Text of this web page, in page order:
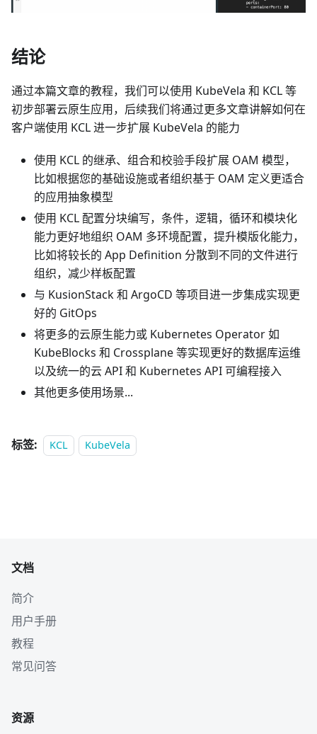
结论
通过本篇文章的教程，我们可以使用 KubeVela 和 KCL 等
初步部署云原生应用，后续我们将通过更多文章讲解如何在
客户端使用 KCL 进一步扩展 KubeVela 的能力
使用 KCL 的继承、组合和校验手段扩展 OAM 模型，
比如根据您的基础设施或者组织基于 OAM 定义更适合
的应用抽象模型
使用 KCL 配置分块编写，条件，逻辑，循环和模块化
能力更好地组织 OAM 多环境配置，提升模版化能力，
比如将较长的 App Definition 分散到不同的文件进行
组织，减少样板配置
与 KusionStack 和 ArgoCD 等项目进一步集成实现更
好的 GitOps
将更多的云原生能力或 Kubernetes Operator 如
KubeBlocks 和 Crossplane 等实现更好的数据库运维
以及统一的云 API 和 Kubernetes API 可编程接入
其他更多使用场景...
标签: KCL KubeVela
文档
简介
用户手册
教程
常见问答
资源